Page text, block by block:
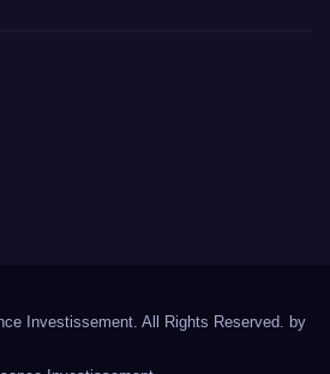
Investissement. All Rights Reserved. by